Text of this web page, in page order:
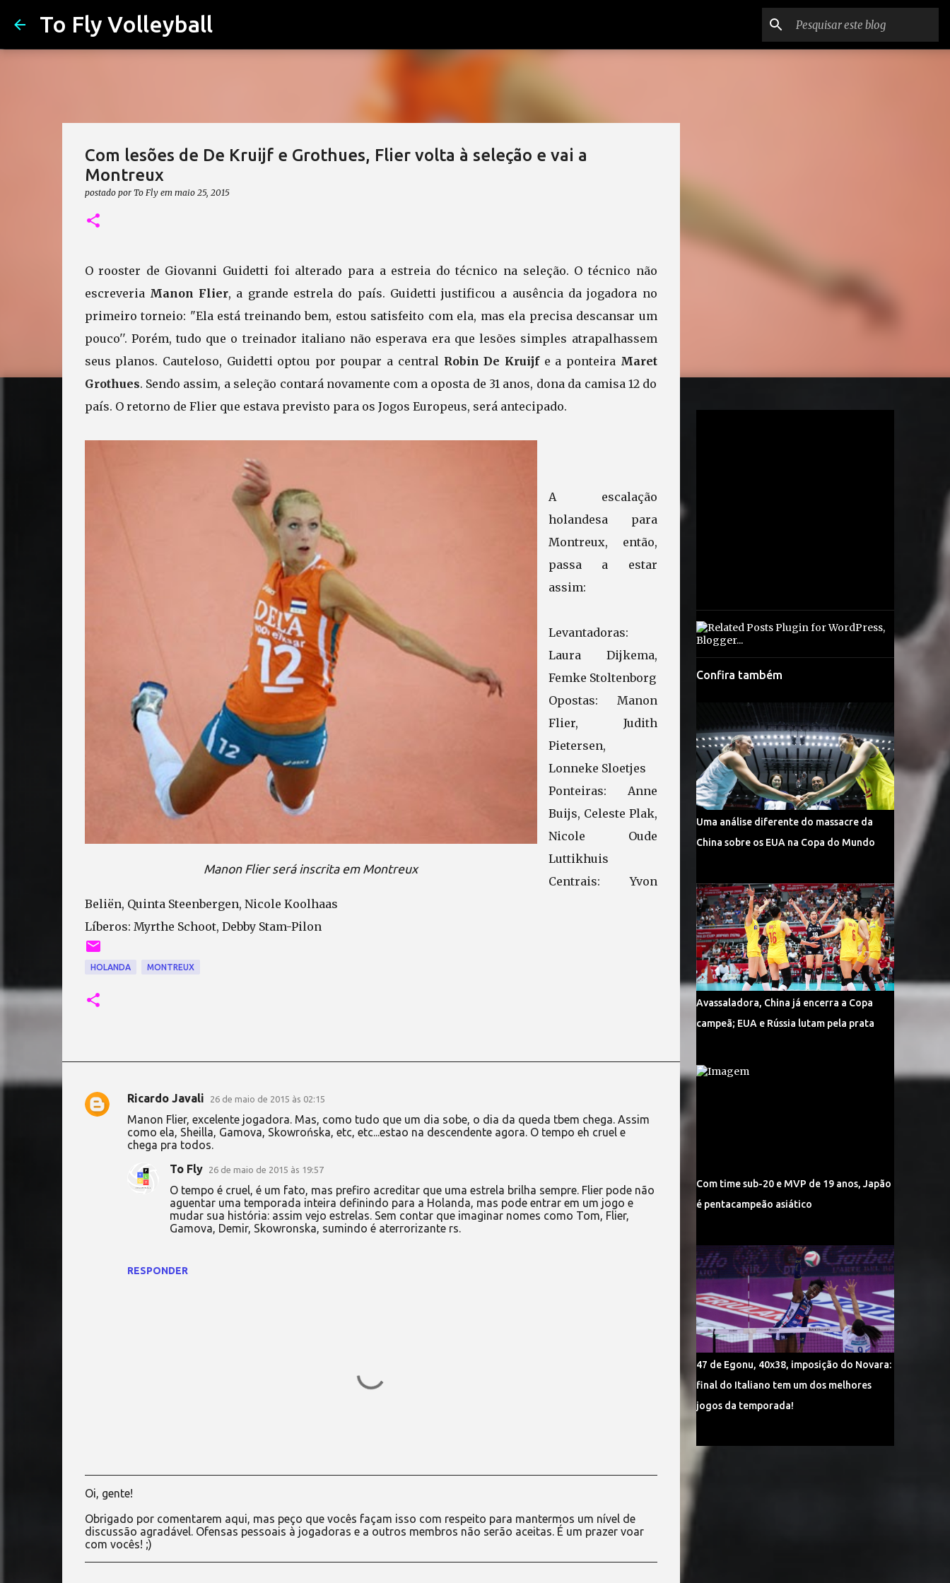
To Fly Volleyball
Com lesões de De Kruijf e Grothues, Flier volta à seleção e vai a
Montreux
postado por To Fly em maio 25, 2015
O rooster de Giovanni Guidetti foi alterado para a estreia do técnico na seleção. O técnico não
escreveria Manon Flier, a grande estrela do país. Guidetti justificou a ausência da jogadora no
primeiro torneio: "Ela está treinando bem, estou satisfeito com ela, mas ela precisa descansar um
pouco''. Porém, tudo que o treinador italiano não esperava era que lesões simples atrapalhassem
seus planos. Cauteloso, Guidetti optou por poupar a central Robin De Kruijfe a ponteira Maret
Grothues. Sendo assim, a seleção contará novamente com a oposta de 31 anos, dona da camisa 12 do
país. O retorno de Flier que estava previsto para os Jogos Europeus, será antecipado.
Manon Flier será inscrita em Montreux
A escalação
holandesa para
Montreux, então,
passa a estar
assim:
Levantadoras:
Laura Dijkema,
Femke Stoltenborg
Opostas: Manon
Flier, Judith
Pietersen,
Lonneke Sloetjes
Ponteiras: Anne
Buijs, Celeste Plak,
Nicole Oude
Luttikhuis
Centrais: Yvon
Beliën, Quinta Steenbergen, Nicole Koolhaas
Líberos: Myrthe Schoot, Debby Stam-Pilon
HOLANDA MONTREUX
C
Ricardo Javali 26 de maio de 2015 às 02:15
Manon Flier, excelente jogadora. Mas, como tudo que um dia sobe, o dia da queda tbem chega. Assim
como ela, Sheilla, Gamova, Skowrońska, etc, etc...estao na descendente agora. O tempo eh cruel e
chega pra todos.
RESPONDER
To Fly 26 de maio de 2015 às 19:57
O tempo é cruel, é um fato, mas prefiro acreditar que uma estrela brilha sempre. Flier pode não
aguentar uma temporada inteira definindo para a Holanda, mas pode entrar em um jogo e
mudar sua história: assim vejo estrelas. Sem contar que imaginar nomes como Tom, Flier,
Gamova, Demir, Skowronska, sumindo é aterrorizante rs.
P
s
t
a
r
Oi, gente!
Obrigado por comentarem aqui, mas peço que vocês façam isso com respeito para mantermos um nível de
discussão agradável. Ofensas pessoais à jogadoras e a outros membros não serão aceitas. É um prazer voar
com vocês! ;)
Confira também
Uma análise diferente do massacre da
China sobre os EUA na Copa do Mundo
Avassaladora, China já encerra a Copa
campeã; EUA e Rússia lutam pela prata
Com time sub-20 e MVP de 19 anos, Japão
é pentacampeão asiático
47 de Egonu, 40x38, imposição do Novara:
final do Italiano tem um dos melhores
jogos da temporada!